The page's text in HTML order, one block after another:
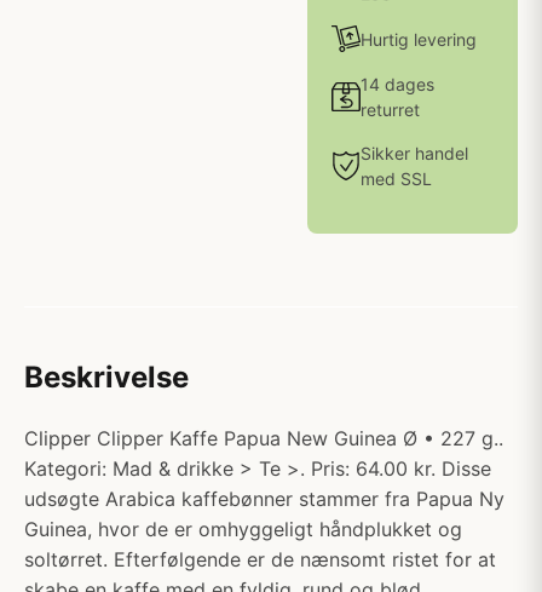
Hurtig levering
14 dages
returret
Sikker handel
med SSL
Beskrivelse
Clipper Clipper Kaffe Papua New Guinea Ø • 227 g..
Kategori: Mad & drikke > Te >. Pris: 64.00 kr. Disse
udsøgte Arabica kaffebønner stammer fra Papua Ny
Guinea, hvor de er omhyggeligt håndplukket og
soltørret. Efterfølgende er de nænsomt ristet for at